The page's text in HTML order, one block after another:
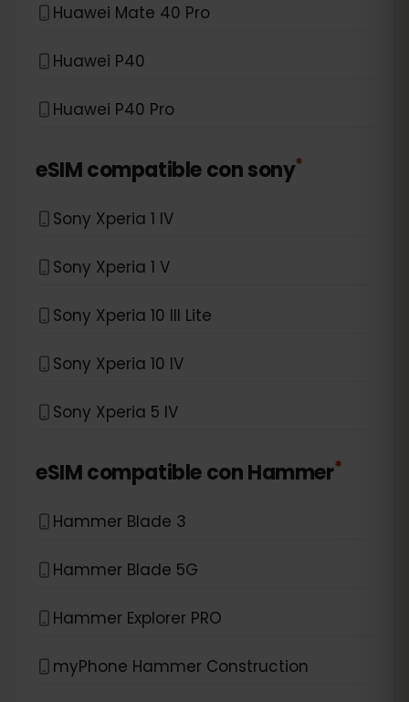
Huawei Mate 40 Pro
Huawei P40
Huawei P40 Pro
eSIM compatible consony*
Sony Xperia 1 IV
Sony Xperia 1 V
Sony Xperia 10 III Lite
Sony Xperia 10 IV
Sony Xperia 5 IV
eSIM compatible conHammer*
Hammer Blade 3
Hammer Blade 5G
Hammer Explorer PRO
myPhone Hammer Construction